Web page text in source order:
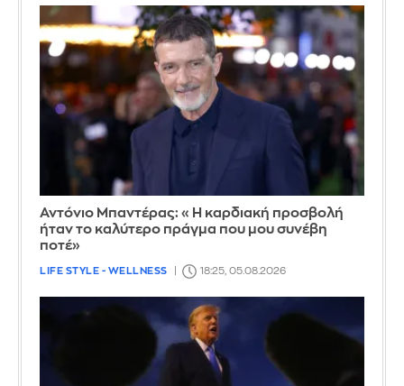
Αντόνιο Μπαντέρας: «Η καρδιακή προσβολή
ήταν το καλύτερο πράγμα που μου συνέβη
ποτέ»
LIFE STYLE - WELLNESS 18:25, 05.08.2026